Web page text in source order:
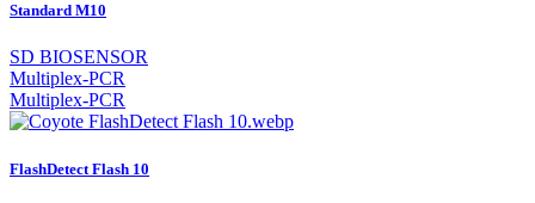
Standard M10
SD BIOSENSOR
Multiplex-PCR
Multiplex-PCR
FlashDetect Flash 10